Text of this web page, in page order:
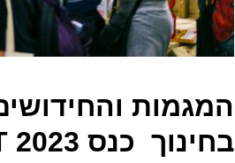
המגמות
בחינוך כנס BETT 2023